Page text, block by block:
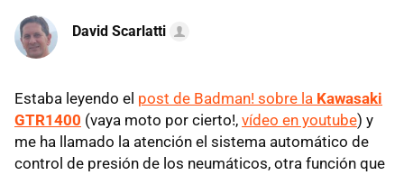
David Scarlatti
Estaba leyendo el post de Badman! sobre la Kawasaki
GTR1400 (vaya moto por cierto!, vídeo en youtube) y
me ha llamado la atención el sistema automático de
control de presión de los neumáticos, otra función que